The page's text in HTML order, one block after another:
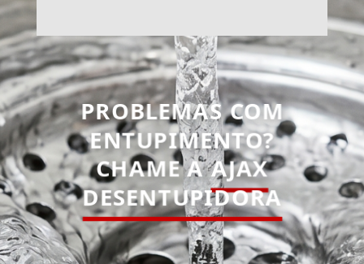
PROBLEMAS COM
ENTUPIMENTO?
CHAME AAJAX
DESENTUPIDORA